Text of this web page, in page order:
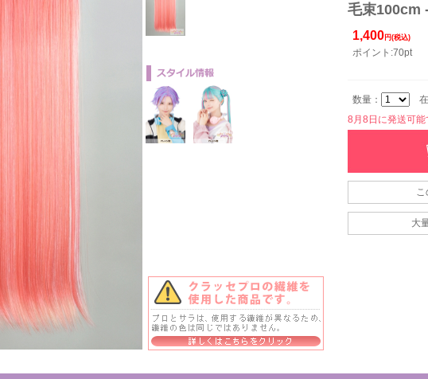
毛束100cm
1,400 円(税込)
ポイント:70pt
数量：
在
8月8日に発送可
大